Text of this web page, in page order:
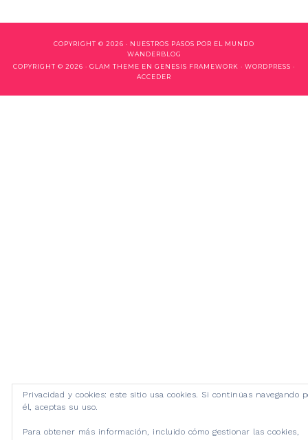
COPYRIGHT © 2026 · NUESTROS PASOS POR EL MUNDO
WANDERBLOG
COPYRIGHT © 2026 · GLAM THEME EN GENESIS FRAMEWORK · WORDPRESS ·
ACCEDER
Privacidad y cookies: este sitio usa cookies. Si continúas navegando
él, aceptas su uso.
Para obtener más información, incluido cómo gestionar las cookies,